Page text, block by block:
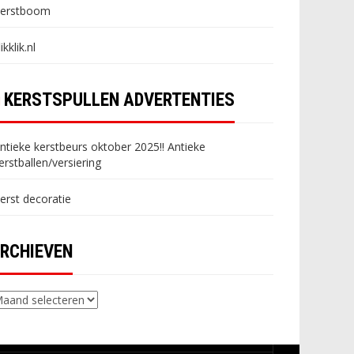
KERSTSPULLEN ADVERTENTIES
kerstbeurs oktober 2025!! Antieke
versiering
decoratie